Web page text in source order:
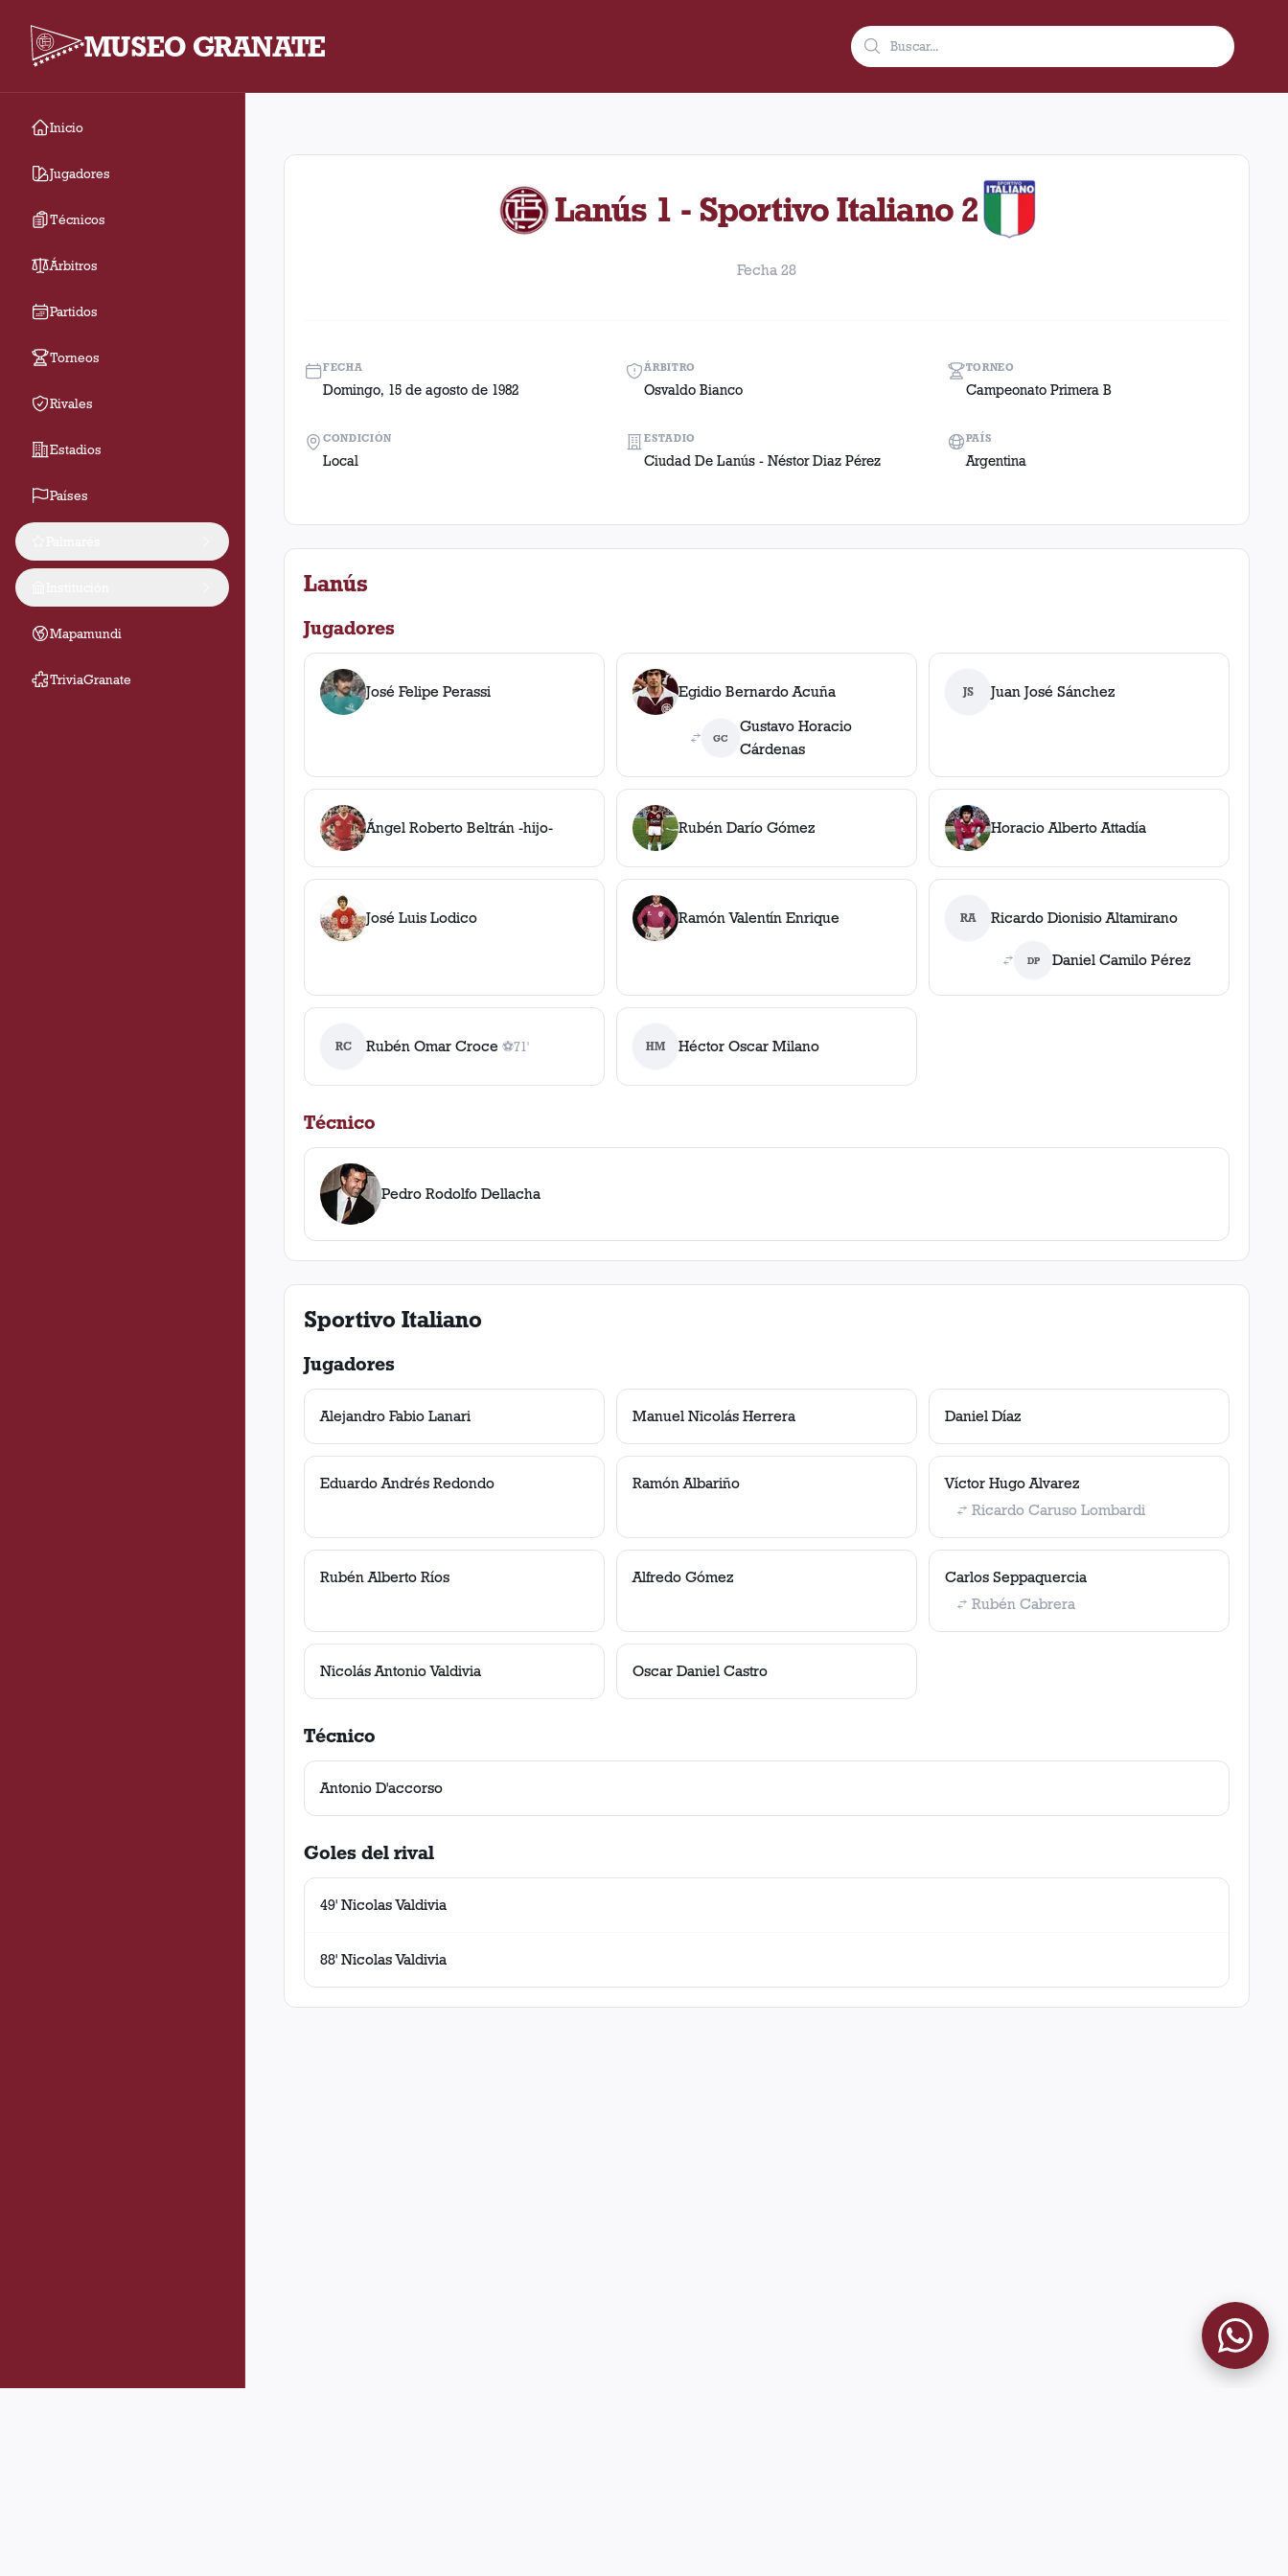
MUSEO GRANATE
Inicio
Jugadores
Técnicos
Árbitros
Partidos
Torneos
Rivales
Estadios
Países
Mapamundi
TriviaGranate
Fecha 28. Partido entre Lanús y Sportivo Italiano disputado el Domingo, 15 de agosto de 1982 en condición de local en el estadio Ciudad De Lanús
Lanús 1 - Sportivo Italiano 2
Fecha 28
FECHA
Domingo, 15 de agosto de 1982
ÁRBITRO
Osvaldo Bianco
TORNEO
Campeonato Primera B
CONDICIÓN
Local
ESTADIO
Ciudad De Lanús - Néstor Diaz Pérez
PAÍS
Argentina
Lanús
Jugadores
José Felipe Perassi Egidio Bernardo Acuña
GC
Gustavo Horacio
Cárdenas
JS Juan José Sánchez
Ángel Roberto Beltrán -hijo- Rubén Darío Gómez Horacio Alberto Attadía
José Luis Lodico Ramón Valentín Enrique RA Ricardo Dionisio Altamirano
DP Daniel Camilo Pérez
RC Rubén Omar Croce ⚽
1gol
71' HM Héctor Oscar Milano
Técnico
Pedro Rodolfo Dellacha
Sportivo Italiano
Jugadores
Alejandro Fabio Lanari Manuel Nicolás Herrera Daniel Díaz
Eduardo Andrés Redondo Ramón Albariño
Víctor Hugo Alvarez
Ricardo Caruso Lombardi
Rubén Alberto Ríos Alfredo Gómez
Carlos Seppaquercia
Rubén Cabrera
Nicolás Antonio Valdivia Oscar Daniel Castro
Técnico
Antonio D'accorso
Goles del rival
49' Nicolas Valdivia
88' Nicolas Valdivia